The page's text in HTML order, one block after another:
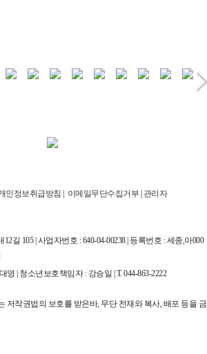
인정보취급방침 | 이메일무단수집거부 | 관리자
길 105 | 사업자번호 : 640-04-00238 | 등록번호 : 세종,아000
영 | 청소년보호책임자 : 강승일 | T. 044-863-2222
저작권법의 보호를 받은바, 무단 전재와 복사, 배포 등을 금
.